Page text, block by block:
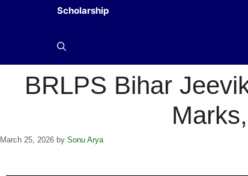
Scholarship
BRLPS Bihar
March 25, 2026 by Sonu Arya